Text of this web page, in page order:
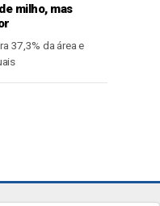
milho, mas
37,3% da área e